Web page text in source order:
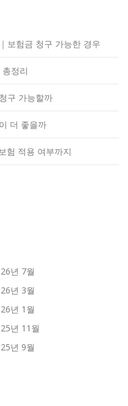
보험금 청구 가능한 경우
총정리
구 가능할까
더 좋을까
험 적용 여부까지
년 7월
년 3월
년 1월
년 11월
년 9월